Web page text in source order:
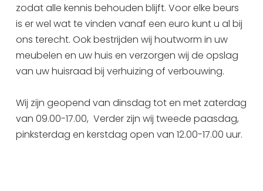
zodat alle kennis behouden blijft. Voor elke beurs
is er wel wat te vinden vanaf een euro kunt u al bij
ons terecht. Ook bestrijden wij houtworm in uw
meubelen en uw huis en verzorgen wij de opslag
van uw huisraad bij verhuizing of verbouwing.
Wij zijn geopend van dinsdag tot en met zaterdag
van 09.00-17.00, Verder zijn wij tweede paasdag,
pinksterdag en kerstdag open van 12.00-17.00 uur.